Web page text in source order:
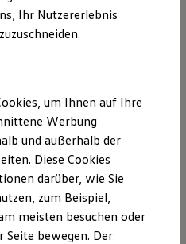
finden
Ihr Nutzererlebnis
um Ihnen auf Ihre
Werbung
und außerhalb der
Diese Cookies
darüber, wie Sie
zum Beispiel,
meisten besuchen oder
Seite bewegen. Der